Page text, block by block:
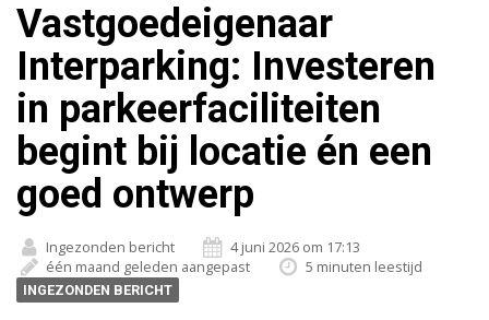
Vastgoedeigenaar
Interparking: Investeren
in parkeerfaciliteiten
begint bij locatie én een
goed ontwerp
Ingezonden bericht
4 juni 2026 om 17:13
één maand geleden aangepast
5 minuten leestijd
INGEZONDEN BERICHT